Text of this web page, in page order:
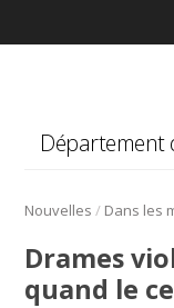
Département
Nouvelles / Dans les
Drames
quand le